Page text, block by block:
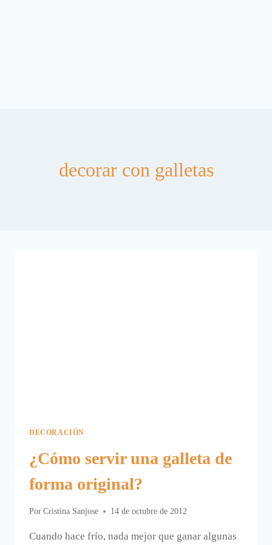
decorar con galletas
DECORACIÓN
¿Cómo servir una galleta de
forma original?
Por Cristina Sanjose 14 de octubre de 2012
Cuando hace frío, nada mejor que ganar algunas